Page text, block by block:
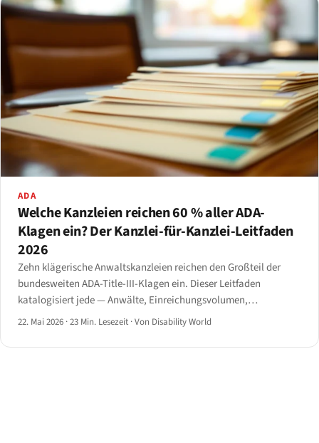
ADA
Welche Kanzleien reichen 60 % aller ADA-
Klagen ein? Der Kanzlei-für-Kanzlei-Leitfaden
2026
Zehn klägerische Anwaltskanzleien reichen den Großteil der
bundesweiten ADA-Title-III-Klagen ein. Dieser Leitfaden
katalogisiert jede — Anwälte, Einreichungsvolumen,
geografische Konzentration, Schlüsselurteile und staatliche
22. Mai 2026 ·23 Min. Lesezeit ·Von Disability World